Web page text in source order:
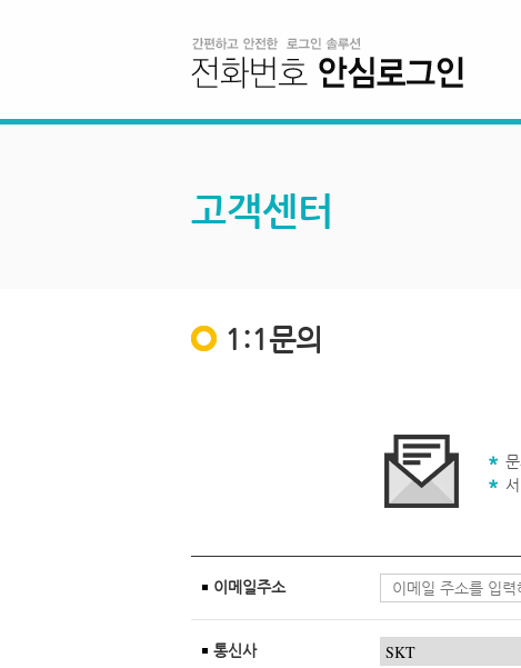
고객센터
1:1문의
이메일주소
통신사